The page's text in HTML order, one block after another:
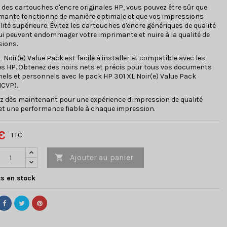
cartouches d'encre originales HP, vous pouvez être sûr que
fonctionne de manière optimale et que vos impressions
supérieure. Évitez les cartouches d'encre génériques de qualité
peuvent endommager votre imprimante et nuire à la qualité de
Noir(e) Value Pack est facile à installer et compatible avec les
HP. Obtenez des noirs nets et précis pour tous vos documents
et personnels avec le pack HP 301 XL Noir(e) Value Pack
dès maintenant pour une expérience d'impression de qualité
une performance fiable à chaque impression.
TTC
 Ajouter au panier
en stock